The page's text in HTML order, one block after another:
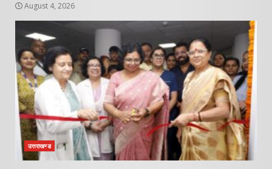
August 4, 2026
उत्तराखण्ड